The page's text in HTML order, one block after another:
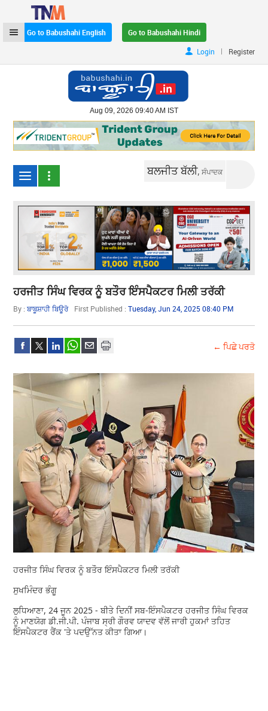
Go to Babushahi English
Go to Babushahi Hindi
Login
| Register
Aug 09, 2026 09:40 AM IST
ਬਲਜੀਤ ਬੱਲੀ,ਸੰਪਾਦਕ
ਹਰਜੀਤ ਸਿੰਘ ਵਿਰਕ ਨੂੰ ਬਤੌਰ ਇੰਸਪੈਕਟਰ ਮਿਲੀ ਤਰੱਕੀ
By :ਬਾਬੂਸ਼ਾਹੀ ਬਿਊਰੋ First Published :Tuesday, Jun 24, 2025 08:40 PM
← ਪਿਛੇ ਪਰਤੋ
ਹਰਜੀਤ ਸਿੰਘ ਵਿਰਕ ਨੂੰ ਬਤੌਰ ਇੰਸਪੈਕਟਰ ਮਿਲੀ ਤਰੱਕੀ
ਸੁਖਮਿੰਦਰ ਭੰਗੂ
ਲੁਧਿਆਣਾ, 24 ਜੂਨ 2025 - ਬੀਤੇ ਦਿਨੀਂ ਸਬ-ਇੰਸਪੈਕਟਰ ਹਰਜੀਤ ਸਿੰਘ ਵਿਰਕ
ਨੂੰ ਮਾਣਯੋਗ ਡੀ.ਜੀ.ਪੀ. ਪੰਜਾਬ ਸ੍ਰੀ ਗੌਰਵ ਯਾਦਵ ਵੱਲੋਂ ਜਾਰੀ ਹੁਕਮਾਂ ਤਹਿਤ
ਇੰਸਪੈਕਟਰ ਰੈਂਕ 'ਤੇ ਪਦਉੱਨਤ ਕੀਤਾ ਗਿਆ।